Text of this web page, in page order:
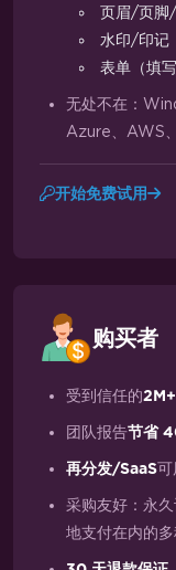
页眉/页脚
水印/印记
表单（填
无处不在：
Azure、AWS、
开始免费试用
购买者
受到信任的2M+
团队报告节省
再分发/SaaS可
采购友好：永
地支付在内的多